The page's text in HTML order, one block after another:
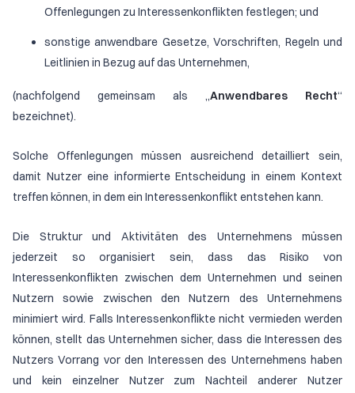
Offenlegungen zu Interessenkonflikten festlegen; und
sonstige anwendbare Gesetze, Vorschriften, Regeln und
Leitlinien in Bezug auf das Unternehmen,
(nachfolgend gemeinsam als „Anwendbares Recht“
bezeichnet).
Solche Offenlegungen müssen ausreichend detailliert sein,
damit Nutzer eine informierte Entscheidung in einem Kontext
treffen können, in dem ein Interessenkonflikt entstehen kann.
Die Struktur und Aktivitäten des Unternehmens müssen
jederzeit so organisiert sein, dass das Risiko von
Interessenkonflikten zwischen dem Unternehmen und seinen
Nutzern sowie zwischen den Nutzern des Unternehmens
minimiert wird. Falls Interessenkonflikte nicht vermieden werden
können, stellt das Unternehmen sicher, dass die Interessen des
Nutzers Vorrang vor den Interessen des Unternehmens haben
und kein einzelner Nutzer zum Nachteil anderer Nutzer